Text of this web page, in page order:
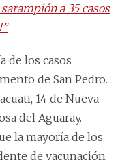
a 35 casos
de los casos
de San Pedro.
14 de Nueva
del Aguaray.
la mayoría de los
de vacunación